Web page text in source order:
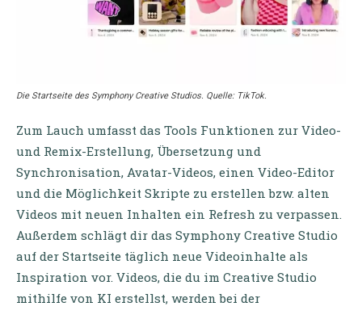
Die Startseite des Symphony Creative Studios. Quelle: TikTok.
Zum Lauch umfasst das Tools Funktionen zur Video-
und Remix-Erstellung, Übersetzung und
Synchronisation, Avatar-Videos, einen Video-Editor
und die Möglichkeit Skripte zu erstellen bzw. alten
Videos mit neuen Inhalten ein Refresh zu verpassen.
Außerdem schlägt dir das Symphony Creative Studio
auf der Startseite täglich neue Videoinhalte als
Inspiration vor. Videos, die du im Creative Studio
mithilfe von KI erstellst, werden bei der